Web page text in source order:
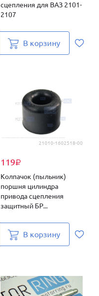
сцепления для ВАЗ 2101-
2107
В корзину
21010-1602518-00
119₽
Колпачок (пыльник)
поршня цилиндра
привода сцепления
защитный БР...
В корзину